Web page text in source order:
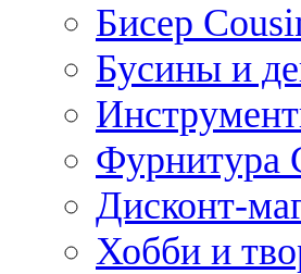
Бисер
Бусины и
Фурнитура
Дисконт-
Хобби и